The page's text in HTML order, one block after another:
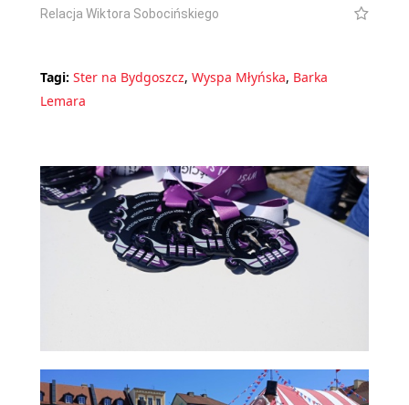
Relacja Wiktora Sobocińskiego
Tagi: Ster na Bydgoszcz, Wyspa Młyńska, Barka
Lemara